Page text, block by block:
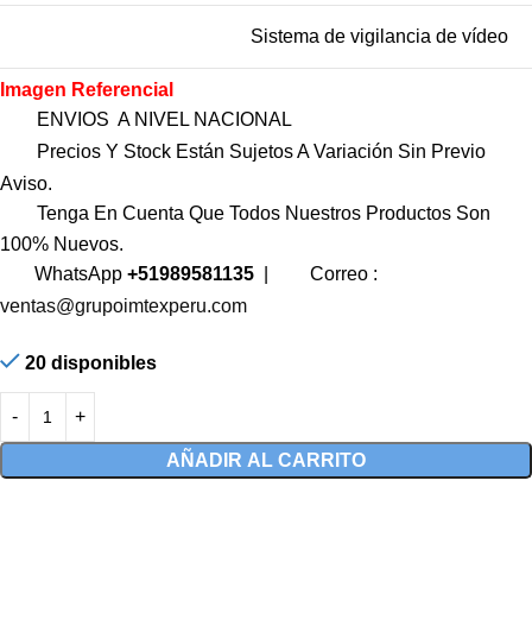
Sistema de vigilancia de vídeo
Imagen Referencial
ENVIOS A NIVEL NACIONAL
Precios Y Stock Están Sujetos A Variación Sin Previo
Aviso.
Tenga En Cuenta Que Todos Nuestros Productos Son
100% Nuevos.
WhatsApp +51989581135
Correo :
ventas@grupoimtexperu.com
20 disponibles
AÑADIR AL CARRITO